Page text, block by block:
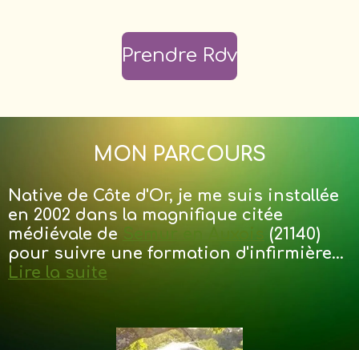
Prendre Rdv
MON PARCOURS
Native de Côte d'Or, je me suis installée
en 2002 dans la magnifique citée
médiévale de
(21140)
pour suivre une formation d'infirmière...
Lire la suite